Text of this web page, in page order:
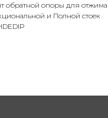
обратной опоры для
и Полной стоек